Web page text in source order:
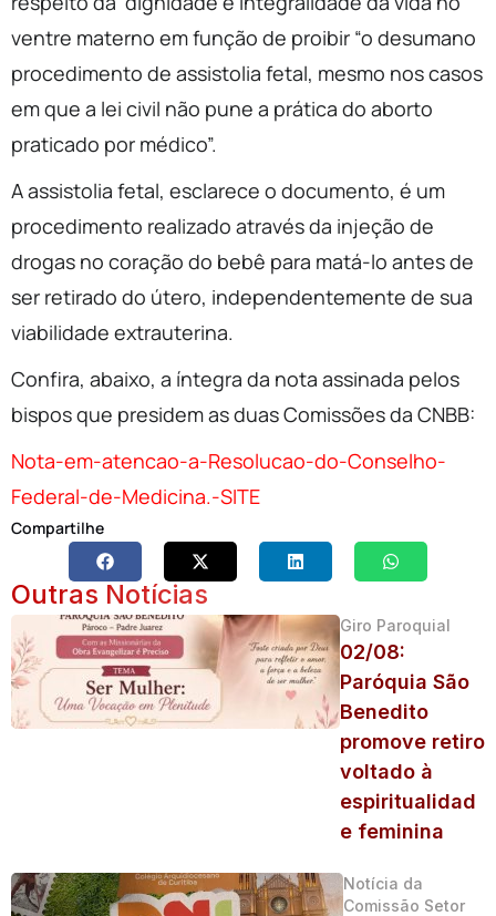
ventre materno em função de proibir “o desumano
procedimento de assistolia fetal, mesmo nos casos
em que a lei civil não pune a prática do aborto
praticado por médico”.
A assistolia fetal, esclarece o documento, é um
procedimento realizado através da injeção de
drogas no coração do bebê para matá-lo antes de
ser retirado do útero, independentemente de sua
viabilidade extrauterina.
Confira, abaixo, a íntegra da nota assinada pelos
bispos que presidem as duas Comissões da CNBB:
Nota-em-atencao-a-Resolucao-do-Conselho-
Federal-de-Medicina.-SITE
Compartilhe
Outras Notícias
Giro Paroquial
02/08:
Paróquia São
Benedito
promove retiro
voltado à
espiritualidad
e feminina
Notícia da
Comissão Setor